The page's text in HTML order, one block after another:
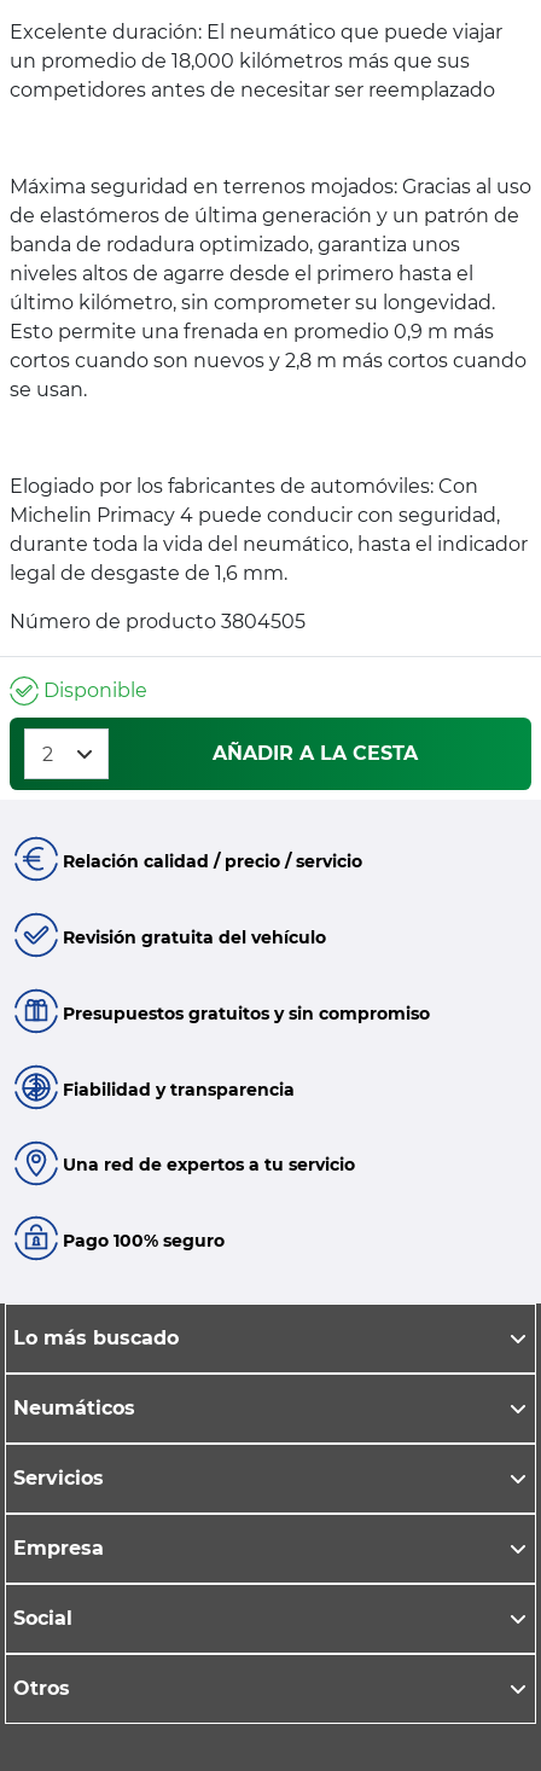
Excelente duración: El neumático que puede viajar
un promedio de 18,000 kilómetros más que sus
competidores antes de necesitar ser reemplazado
Máxima seguridad en terrenos mojados: Gracias al uso
de elastómeros de última generación y un patrón de
banda de rodadura optimizado, garantiza unos
niveles altos de agarre desde el primero hasta el
último kilómetro, sin comprometer su longevidad.
Esto permite una frenada en promedio 0,9 m más
cortos cuando son nuevos y 2,8 m más cortos cuando
se usan.
Elogiado por los fabricantes de automóviles: Con
Michelin Primacy 4 puede conducir con seguridad,
durante toda la vida del neumático, hasta el indicador
legal de desgaste de 1,6 mm.
Número de producto 3804505
Disponible
AÑADIR A LA CESTA
Relación calidad / precio / servicio
Revisión gratuita del vehículo
Presupuestos gratuitos y sin compromiso
Fiabilidad y transparencia
Una red de expertos a tu servicio
Pago 100% seguro
Lo más buscado
Neumáticos
Servicios
Empresa
Social
Otros